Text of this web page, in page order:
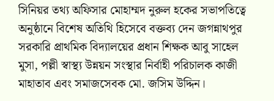
সিনিয়র তথ্য অফিসার মোহাম্মদ নুরুল হকের সভাপতিত্বে
অনুষ্ঠানে বিশেষ অতিথি হিসেবে বক্তব্য দেন জগন্নাথপুর
সরকারি প্রাথমিক বিদ্যালয়ের প্রধান শিক্ষক আবু সাহেল
মুসা, পল্লী স্বাস্থ্য উন্নয়ন সংস্থার নির্বাহী পরিচালক কাজী
মাহাতাব এবং সমাজসেবক মো. জসিম উদ্দিন।